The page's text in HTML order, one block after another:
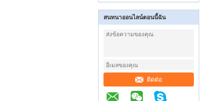
สนทนาออนไลน์ตอนนี้ฉัน
ติดต่อ